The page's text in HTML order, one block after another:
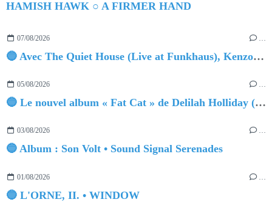
HAMISH HAWK ○ A FIRMER HAND
07/08/2026
🔵 Avec The Quiet House (Live at Funkhaus), Kenzo Zurzolo livre une performance aussi intense qu'envoûtante.
05/08/2026 …
🔵 Le nouvel album « Fat Cat » de Delilah Holliday (sortie le 30 Octobre 2026)
03/08/2026 …
🔵 Album : Son Volt • Sound Signal Serenades
01/08/2026
🔵 L'ORNE, II. • WINDOW